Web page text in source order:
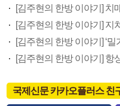
[김주현의 한방 이야기] 치
[김주현의 한방 이야기] 지
[김주현의 한방 이야기] ‘
국제신문 카카오플러스 친